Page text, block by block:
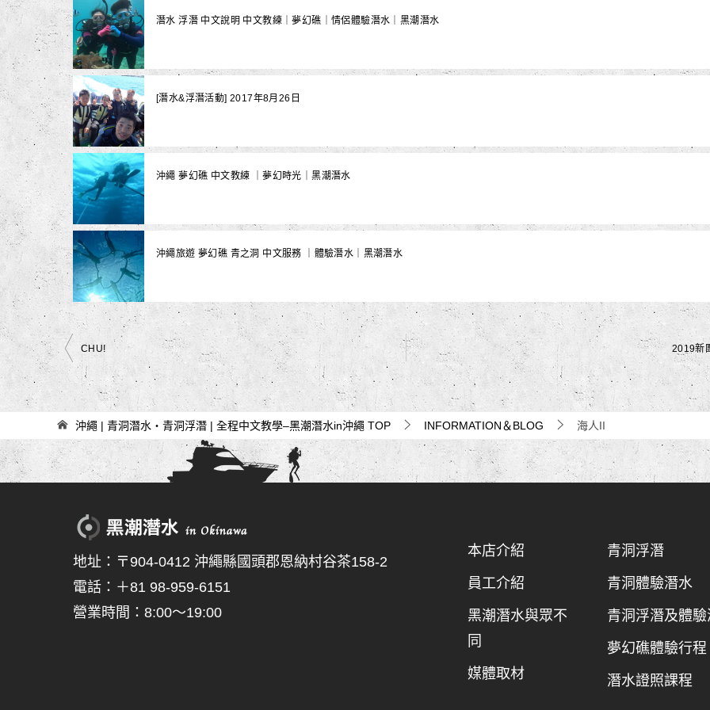
潛水 浮潛 中文說明 中文教練｜夢幻礁｜情侶體驗潛水｜黑潮潛水
[潛水&浮潛活動] 2017年8月26日
沖繩 夢幻礁 中文教練 ｜夢幻時光｜黑潮潛水
沖繩旅遊 夢幻礁 青之洞 中文服務 ｜體驗潛水｜黑潮潛水
文
章
導
覽
CHU! 2019新
沖繩 | 青洞潛水・青洞浮潛 | 全程中文教學–黑潮潛水in沖繩 TOP INFORMATION＆BLOG 海人II
地址：〒904-0412 沖繩縣國頭郡恩納村谷茶158-2
電話：＋81 98-959-6151
營業時間：8:00～19:00
本店介紹
員工介紹
黑潮潛水與眾不
同
媒體取材
青洞浮潛
青洞體驗潛水
青洞浮潛及體
夢幻礁體驗行程
潛水證照課程